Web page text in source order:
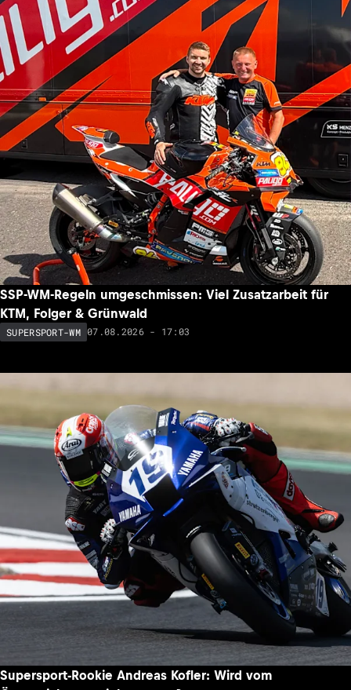
SSP-WM-Regeln umgeschmissen: Viel Zusatzarbeit für
KTM, Folger & Grünwald
SUPERSPORT-WM 07.08.2026 - 17:03
Supersport-Rookie Andreas Kofler: Wird vom